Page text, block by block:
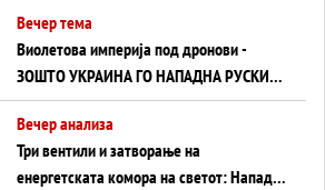
Вечер тема
Виолетова империја под дронови -
ЗОШТО УКРАИНА ГО НАПАДНА РУСКИОТ
WILDBERRIES
Вечер анализа
Три вентили и затворање на
енергетската комора на светот: Нападот